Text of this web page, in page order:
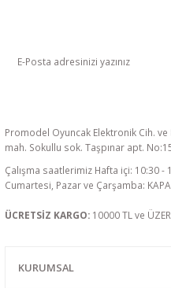
Promodel Oyuncak Elektronik Cih. ve
mah. Sokullu sok. Taşpınar apt.
Çalışma saatlerimiz Hafta içi: 10:30 -
Cumartesi, Pazar ve Çarşamba:
ÜCRETSİZ KARGO: 10000 TL ve
KURUMSAL